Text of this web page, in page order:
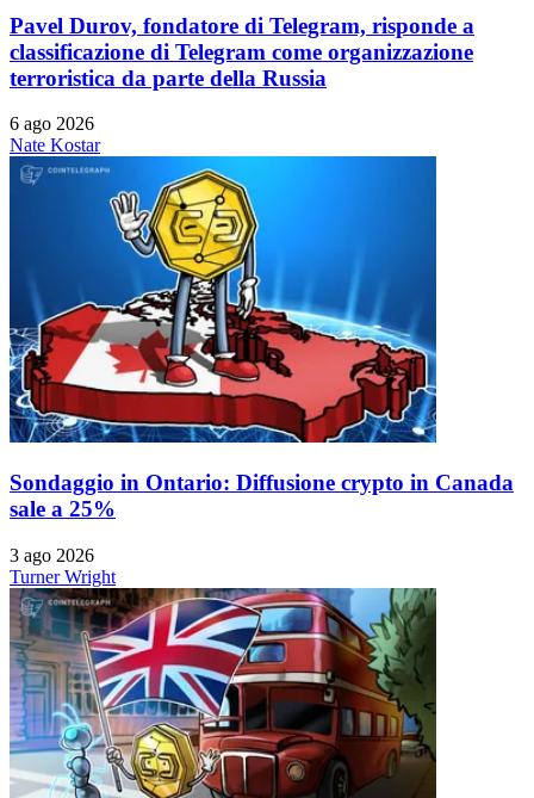
Pavel Durov, fondatore di Telegram, risponde a
classificazione di Telegram come organizzazione
terroristica da parte della Russia
6 ago 2026
Nate Kostar
Sondaggio in Ontario: Diffusione crypto in Canada
sale a 25%
3 ago 2026
Turner Wright